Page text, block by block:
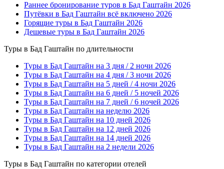
Раннее бронирование туров в Бад Гаштайн 2026
Путёвки в Бад Гаштайн всё включено 2026
Горящие туры в Бад Гаштайн 2026
Дешевые туры в Бад Гаштайн 2026
Туры в Бад Гаштайн по длительности
Туры в Бад Гаштайн на 3 дня / 2 ночи 2026
Туры в Бад Гаштайн на 4 дня / 3 ночи 2026
Туры в Бад Гаштайн на 5 дней / 4 ночи 2026
Туры в Бад Гаштайн на 6 дней / 5 ночей 2026
Туры в Бад Гаштайн на 7 дней / 6 ночей 2026
Туры в Бад Гаштайн на неделю 2026
Туры в Бад Гаштайн на 10 дней 2026
Туры в Бад Гаштайн на 12 дней 2026
Туры в Бад Гаштайн на 14 дней 2026
Туры в Бад Гаштайн на 2 недели 2026
Туры в Бад Гаштайн по категории отелей